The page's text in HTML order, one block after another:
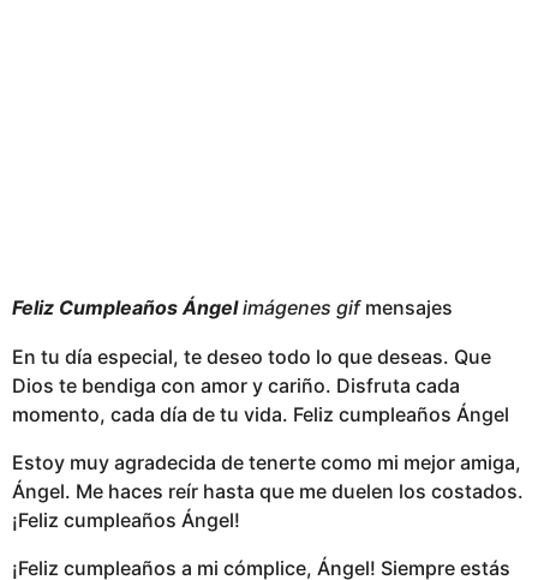
Feliz Cumpleaños Ángelimágenes gifmensajes
En tu día especial, te deseo todo lo que deseas. Que
Dios te bendiga con amor y cariño. Disfruta cada
momento, cada día de tu vida. Feliz cumpleaños Ángel
Estoy muy agradecida de tenerte como mi mejor amiga,
Ángel. Me haces reír hasta que me duelen los costados.
¡Feliz cumpleaños Ángel!
¡Feliz cumpleaños a mi cómplice, Ángel! Siempre estás